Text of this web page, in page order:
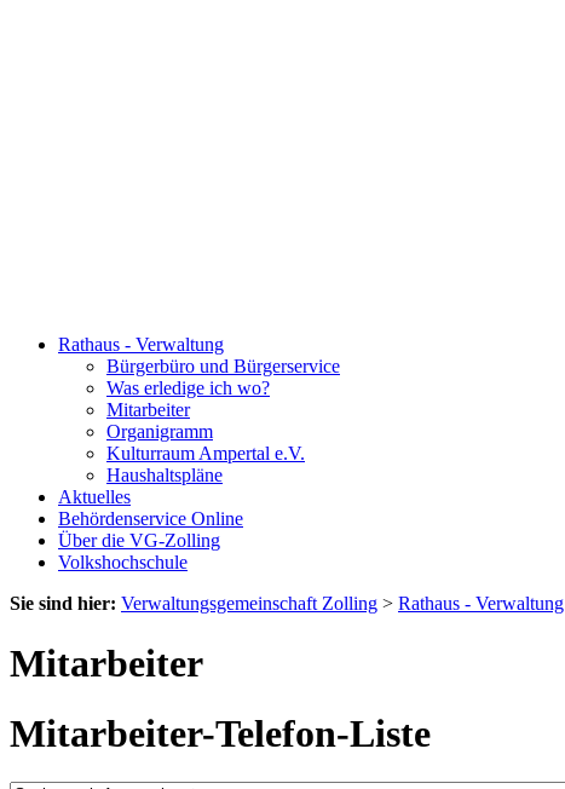
Rathaus - Verwaltung
Bürgerbüro und Bürgerservice
Was erledige ich wo?
Mitarbeiter
Organigramm
Kulturraum Ampertal e.V.
Haushaltspläne
Aktuelles
Behördenservice Online
Über die VG-Zolling
Volkshochschule
Sie sind hier: Verwaltungsgemeinschaft Zolling > Rathaus - Verwaltung
Mitarbeiter
Mitarbeiter-Telefon-Liste